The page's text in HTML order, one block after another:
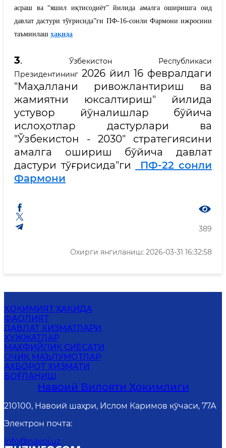
асраш ва “яшил иқтисодиёт” йилида амалга оширишга оид
давлат дастури тўғрисида”ги ПФ-16-сонли Фармони ижросини
таъминлаш ҳақида
3.
Ўзбекистон Республикаси
Президентининг 2026 йил 16 февралдаги
"Маҳаллани ривожлантириш ва
жамиятни юксалтириш" йилида
устувор йўналишлар бўйича
ислоҳотлар дастурлари ва
"Ўзбекистон - 2030" стратегиясини
амалга ошириш бўйича давлат
дастури тўғрисида"ги
ПФ-22 сонли
Фармони
389
Охирги янгиланиш: 2026-03-31 16:32:58
ҲОКИМИЯТ ҲАҚИДА
ФАОЛИЯТ
ДАВЛАТ ХИЗМАТЛАРИ
ҲУЖЖАТЛАР
MАХФИЙЛИК СИЁСАТИ
ОЧИҚ МАЪЛУМОТЛАР
АХБОРОТ ХИЗМАТИ
БОҒЛАНИШ
Навоий Вилояти Ҳокимлиги
210100, Навоий шаҳри, Ислом Каримов кўчаси, 77А
Электрон почта:
info@navoi.uz